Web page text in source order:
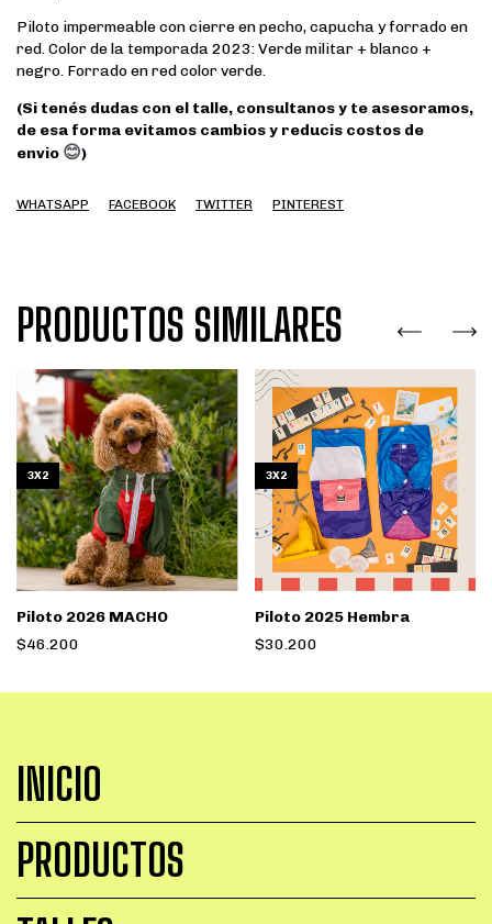
Piloto impermeable con cierre en pecho, capucha y forrado en
red. Color de la temporada 2023: Verde militar + blanco +
negro. Forrado en red color verde.
(Si tenés dudas con el talle, consultanos y te asesoramos,
de esa forma evitamos cambios y reducis costos de
envio 😊)
WHATSAPP FACEBOOK TWITTER PINTEREST
PRODUCTOS SIMILARES
3X2
Piloto 2026 MACHO
$46.200
3X2
Piloto 2025 Hembra
$30.200
INICIO
PRODUCTOS